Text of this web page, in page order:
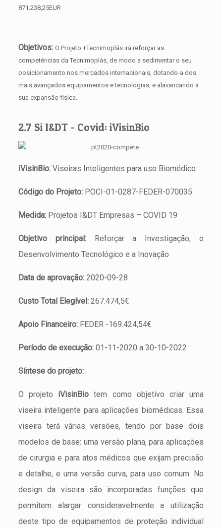
871.238,25EUR
Objetivos: O Projeto +Tecnimoplás irá reforçar as
competências da Tecnimoplás, de modo a sedimentar o seu
posicionamento nos mercados internacionais, dotando-a dos
mais avançados equipamentos e tecnologias, e alavancando a
sua expansão física.
2.7 Si I&DT - Covid: iVisinBio
iVisinBio: Viseiras Inteligentes para uso Biomédico
Código do Projeto: POCI-01-0287-FEDER-070035
Medida: Projetos I&DT Empresas – COVID 19
Objetivo principal: Reforçar a Investigação, o
Desenvolvimento Tecnológico e a Inovação
Data de aprovação: 2020-09-28
Custo Total Elegível: 267.474,5€
Apoio Financeiro: FEDER -169.424,54€
Período de execução: 01-11-2020 a 30-10-2022
Síntese do projeto:
O projeto iVisinBio tem como objetivo criar uma
viseira inteligente para aplicações biomédicas. Essa
viseira terá várias versões, tendo por base dois
modelos de base: uma versão plana, para aplicações
de cirurgia e para atos médicos que exijam precisão
e detalhe, e uma versão curva, para uso comum. No
design da viseira são incorporadas funções que
permitem alargar consideravelmente a utilização
deste tipo de equipamentos de proteção individual